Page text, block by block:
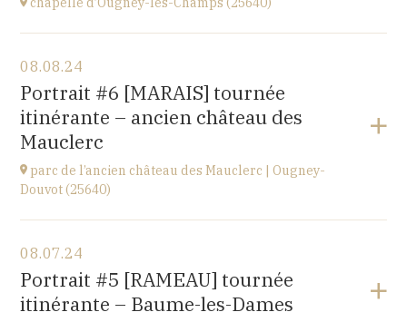
2 rue du Pont
25640 OUGNEY-DOUVOT
at21H00
08.08.24
Portrait #6 [MARAIS] tournée
itinérante – ancien château des
Mauclerc
parc de l’ancien château des Mauclerc | Ougney-
Douvot (25640)
2 rue du Pont
25640 OUGNEY-DOUVOT
at18H00
08.07.24
Portrait #5 [RAMEAU] tournée
itinérante – Baume-les-Dames